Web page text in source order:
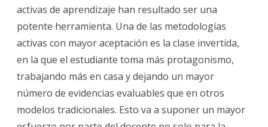
de
la
Analítica
Aprendizaje
en
activas de aprendizaje han resultado ser una
potente herramienta. Una de las metodologías
activas con mayor aceptación es la clase invertida,
en la que el estudiante toma más protagonismo,
trabajando más en casa y dejando un mayor
número de evidencias evaluables que en otros
modelos tradicionales. Esto va a suponer un mayor